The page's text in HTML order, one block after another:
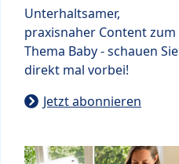
Unterhaltsamer,
praxisnaher Content zum
Thema Baby - schauen Sie
direkt mal vorbei!
Jetzt abonnieren